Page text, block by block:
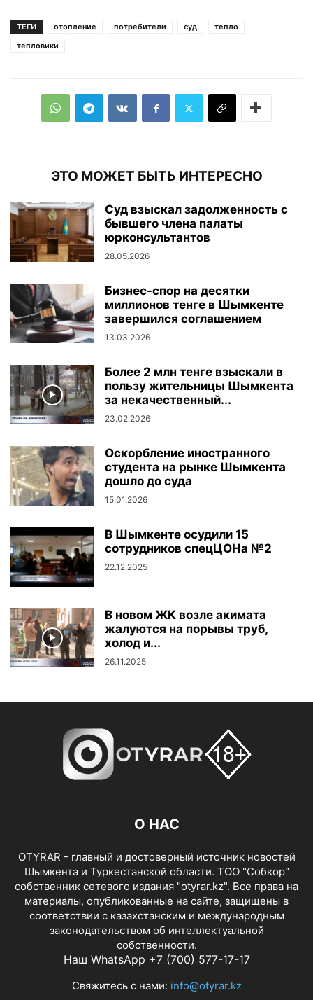
ТЕГИ отопление потребители суд
тепло
тепловики
ЭТО МОЖЕТ БЫТЬ ИНТЕРЕСНО
Суд взыскал задолженность с
бывшего члена палаты
юрконсультантов
28.05.2026
Бизнес-спор на десятки
миллионов тенге в Шымкенте
завершился соглашением
13.03.2026
Более 2 млн тенге взыскали в
пользу жительницы Шымкента
за некачественный...
23.02.2026
Оскорбление иностранного
студента на рынке Шымкента
дошло до суда
15.01.2026
В Шымкенте осудили 15
сотрудников спецЦОНа №2
22.12.2025
В новом ЖК возле акимата
жалуются на порывы труб,
холод и...
26.11.2025
О НАС
OTYRAR - главный и достоверный источник новостей
Шымкента и Туркестанской области. ТОО "Собкор"
собственник сетевого издания "otyrar.kz". Все права на
материалы, опубликованные на сайте, защищены в
соответствии с казахстанским и международным
законодательством об интеллектуальной
собственности.
Наш WhatsApp +7 (700) 577-17-17
Свяжитесь с нами: info@otyrar.kz